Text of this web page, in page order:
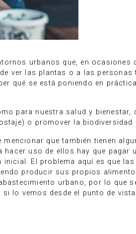
urbanos que, en ocasiones
ver las plantas o a las personas
qué se está poniendo en
para nuestra salud y bienestar,
o promover la biodiversidad
que también tienen
uso de ellos hay que pagar
El problema aquí es que
producir sus propios
urbano, por lo que
lo vemos desde el punto de